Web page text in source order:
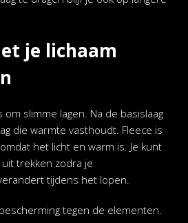
je lichaam
slimme lagen. Na de basislaag
die warmte vasthoudt. Fleece is
het licht en warm is. Je kunt
trekken zodra je
tijdens het lopen.
tegen de elementen.